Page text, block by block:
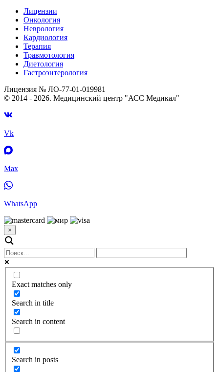
Лицензии
Онкология
Неврология
Кардиология
Терапия
Травмотология
Диетология
Гастроэнтерология
Лицензия № ЛО-77-01-019981
© 2014 - 2026. Медицинский центр "АСС Медикал"
Vk
Max
WhatsApp
×
Exact matches only
Search in title
Search in content
Search in posts